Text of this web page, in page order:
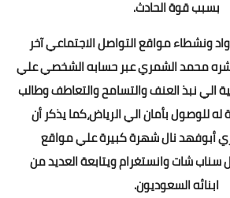
بسبب قوة الحادث.
ونشطاء مواقع التواصل الاجتماعي آخر
محمد الشمري عبر حسابه الشخصي علي
الي نبذ العنف والتسامح والتعاطف وطالب
للوصول بأمان الي الرياض،كما يذكر أن
أبوفهد نال شهرة كبيرة علي مواقع
سناب شات وانستغرام ويتابعة العديد من
ابنائه السعوديون.